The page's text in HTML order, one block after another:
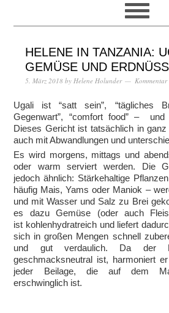
HELENE IN TANZANIA:
GEMÜSE UND
5. März 2018by Helene Holunder Kommentar
Ugali ist “satt sein”, “tägliches
Gegenwart”, “comfort food” –
Dieses Gericht ist tatsächlich in
auch mit Abwandlungen und
Es wird morgens, mittags und
oder warm serviert werden. Die
jedoch ähnlich: Stärkehaltige
häufig Mais, Yams oder Maniok –
und mit Wasser und Salz zu Brei
es dazu Gemüse (oder auch
ist kohlenhydratreich und liefert
sich in großen Mengen schnell
und gut verdaulich. Da der
geschmacksneutral ist, harmoniert
jeder Beilage, die auf dem
erschwinglich ist.